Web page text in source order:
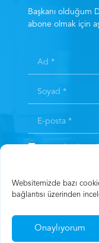
Websitemizde bazı
bağlantısı üzerinden
Onaylıyorum
Başkanı olduğum
abone olmak için